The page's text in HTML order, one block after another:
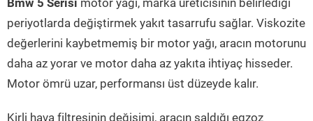
Bmw 5 Serisi motor yağı, marka üreticisinin belirlediği
periyotlarda değiştirmek yakıt tasarrufu sağlar. Viskozite
değerlerini kaybetmemiş bir motor yağı, aracın motorunu
daha az yorar ve motor daha az yakıta ihtiyaç hisseder.
Motor ömrü uzar, performansı üst düzeyde kalır.
Kirli hava filtresinin değişimi, aracın saldığı egzoz